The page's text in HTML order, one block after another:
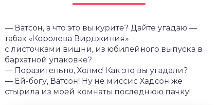
— Ватсон, а что это вы курите? Дайте угадаю —
табак «Королева Вирджиния»
с листочками вишни, из юбилейного выпуска в
бархатной упаковке?
— Поразительно, Холмс! Как это вы угадали?
— Ей-богу, Ватсон! Ну не миссис Хадсон же
стырила из моей комнаты последнюю пачку!